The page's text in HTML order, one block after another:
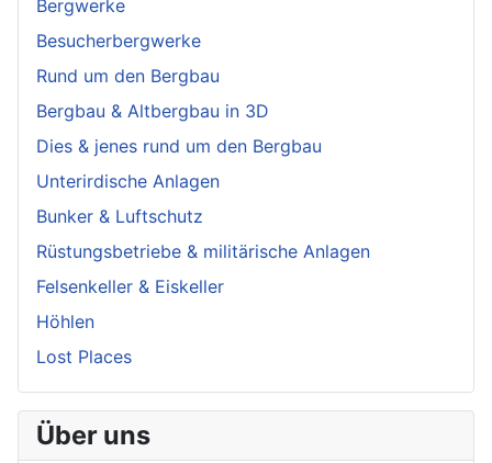
Bergwerke
Besucherbergwerke
Rund um den Bergbau
Bergbau & Altbergbau in 3D
Dies & jenes rund um den Bergbau
Unterirdische Anlagen
Bunker & Luftschutz
Rüstungsbetriebe & militärische Anlagen
Felsenkeller & Eiskeller
Höhlen
Lost Places
Über uns